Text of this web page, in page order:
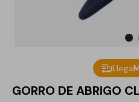
Llega
GORRO DE ABRIGO